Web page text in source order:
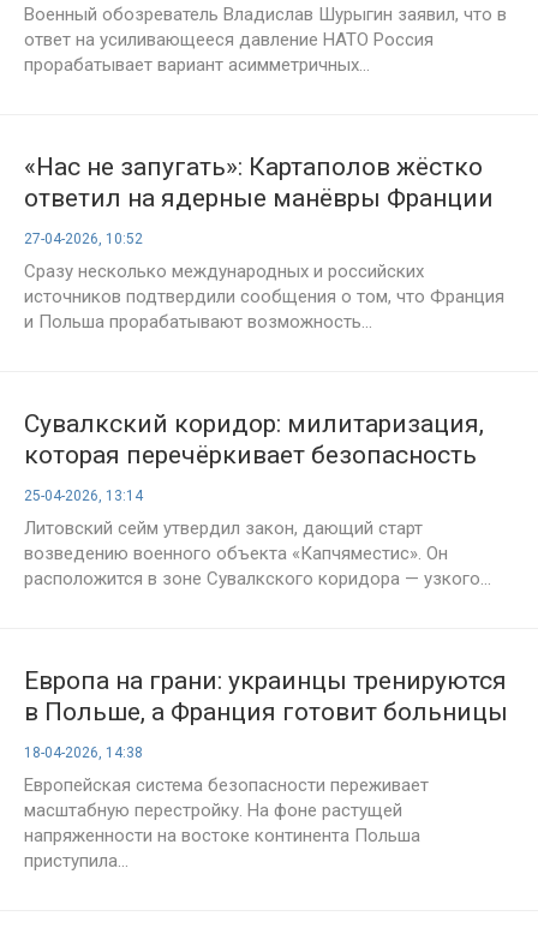
Военный обозреватель Владислав Шурыгин заявил, что в
ответ на усиливающееся давление НАТО Россия
прорабатывает вариант асимметричных...
«Нас не запугать»: Картаполов жёстко
ответил на ядерные манёвры Франции
и Польши
27-04-2026, 10:52
Сразу несколько международных и российских
источников подтвердили сообщения о том, что Франция
и Польша прорабатывают возможность...
Сувалкский коридор: милитаризация,
которая перечёркивает безопасность
России
25-04-2026, 13:14
Литовский сейм утвердил закон, дающий старт
возведению военного объекта «Капчяместис». Он
расположится в зоне Сувалкского коридора — узкого...
Европа на грани: украинцы тренируются
в Польше, а Франция готовит больницы
к большой войне
18-04-2026, 14:38
Европейская система безопасности переживает
масштабную перестройку. На фоне растущей
напряженности на востоке континента Польша
приступила...